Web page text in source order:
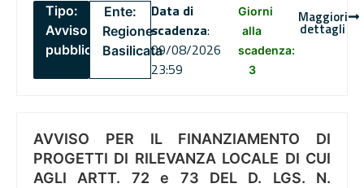
Tipo:
Avviso
pubblico
Ente:
Regione
Basilicata
Data di
scadenza:
09/08/2026
23:59
Giorni
alla
scadenza:
3
Maggiori
dettagli
AVVISO PER IL FINANZIAMENTO DI
PROGETTI DI RILEVANZA LOCALE DI CUI
AGLI ARTT. 72 e 73 DEL D. LGS. N.